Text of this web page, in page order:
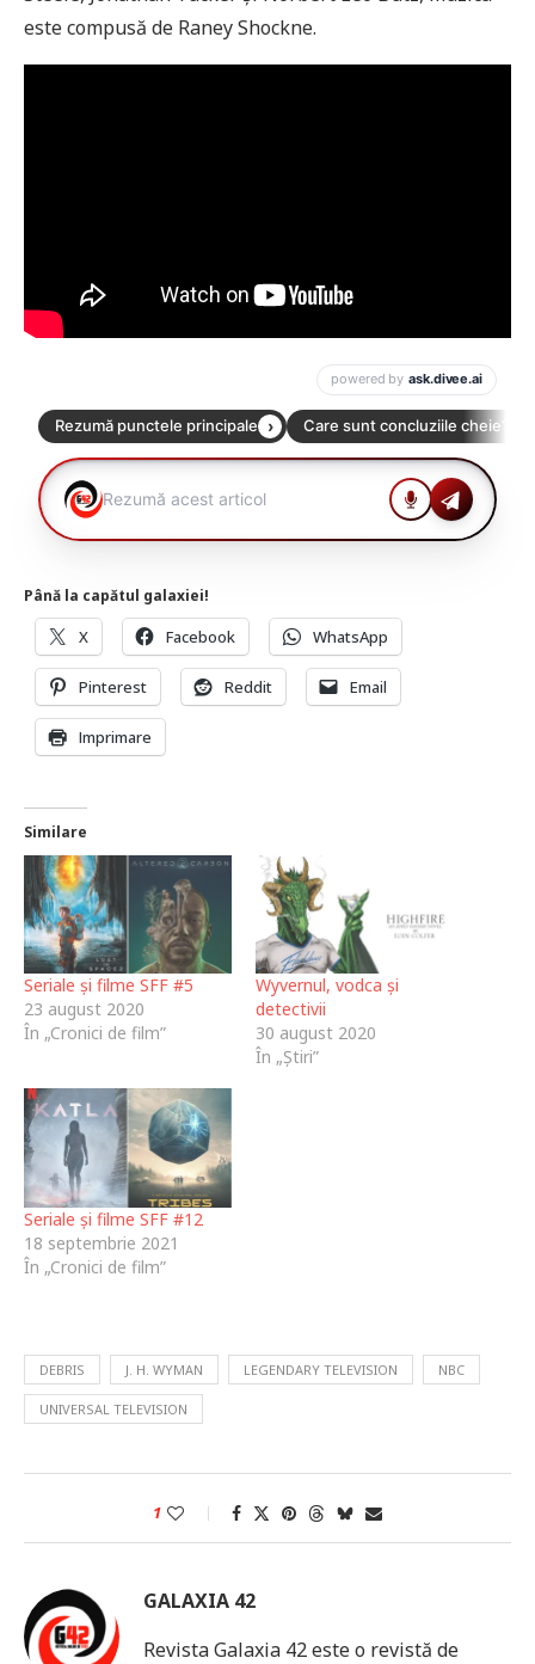
este compusă de Raney Shockne.
Până la capătul galaxiei!
X Facebook WhatsApp
Pinterest Reddit Email
Imprimare
Similare
Seriale și filme SFF #5
23 august 2020
În „Cronici de film”
Wyvernul, vodca și
detectivii
30 august 2020
În „Știri”
Seriale și filme SFF #12
18 septembrie 2021
În „Cronici de film”
DEBRIS J. H. WYMAN LEGENDARY TELEVISION NBC
UNIVERSAL TELEVISION
1
GALAXIA 42
Revista Galaxia 42 este o revistă de